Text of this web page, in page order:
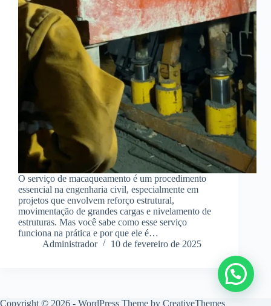
O serviço de macaqueamento é um procedimento
essencial na engenharia civil, especialmente em
projetos que envolvem reforço estrutural,
movimentação de grandes cargas e nivelamento de
estruturas. Mas você sabe como esse serviço
funciona na prática e por que ele é…
Administrador
10 de fevereiro de 2025
Copyright © 2026 - WordPress Theme by CreativeThemes